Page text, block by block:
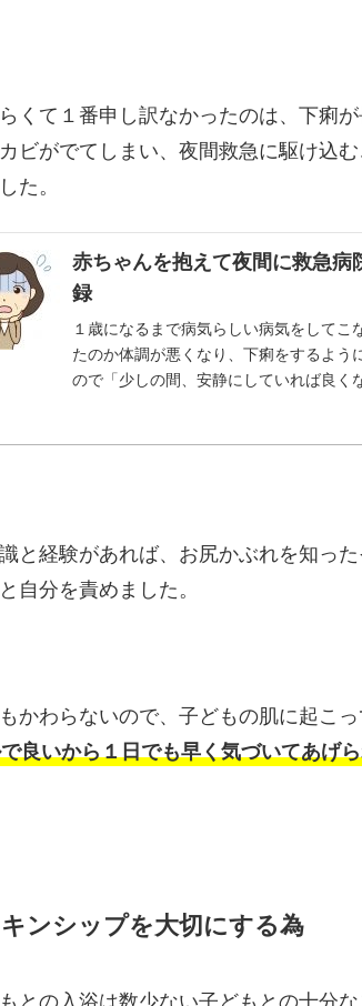
くて１番申し訳なかったのは、下痢
ビがでてしまい、夜間救急に駆け込
た。
赤ちゃんを抱えて夜間に救急
録
１歳になるまで病気らしい病気をして
たのか体調が悪くなり、下痢をするよう
ので「少しの間、安静にしていれば良く
と経験があれば、お尻かぶれを知っ
自分を責めました。
かわらないので、子どもの肌に起こ
良いから１日でも早く気づいてあげ
ンシップを大切にする為